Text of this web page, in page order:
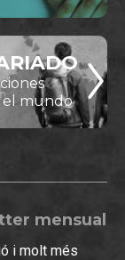
el mundo
mensual
i molt més